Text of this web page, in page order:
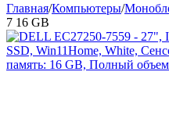
Главная/Компьютеры/
7 16 GB